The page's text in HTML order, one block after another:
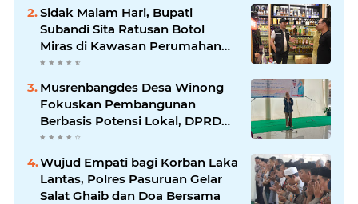
Sidak Malam Hari, Bupati
Subandi Sita Ratusan Botol
Miras di Kawasan Perumahan
Sidoarjo
Musrenbangdes Desa Winong
Fokuskan Pembangunan
Berbasis Potensi Lokal, DPRD
Optimistis Meski Dihantam
Efisiensi Anggaran
Wujud Empati bagi Korban Laka
Lantas, Polres Pasuruan Gelar
Salat Ghaib dan Doa Bersama